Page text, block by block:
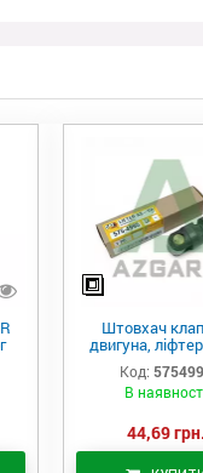
Штовхач
двигуна,
4995)
Код:
В
44,69 грн.